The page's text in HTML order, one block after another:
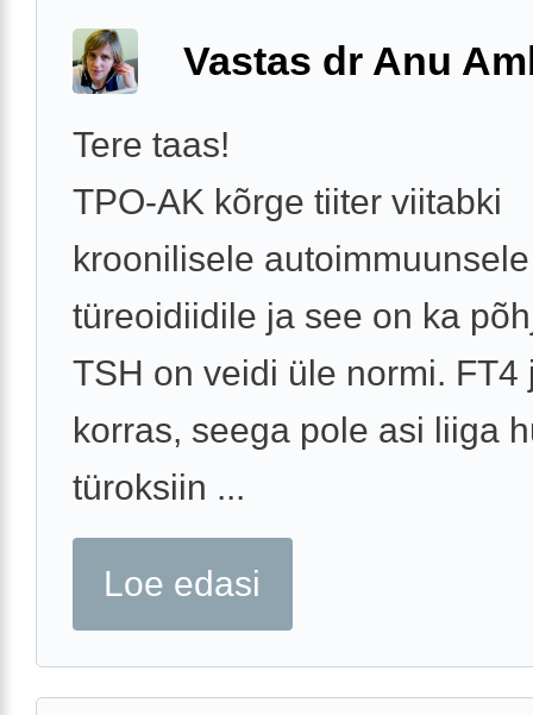
Vastas dr Anu
Tere taas!
TPO-AK kõrge tiiter viitabki
kroonilisele autoimmuunsele
türeoidiidile ja see on ka
TSH on veidi üle normi. FT4
korras, seega pole asi liiga
türoksiin ...
Loe edasi